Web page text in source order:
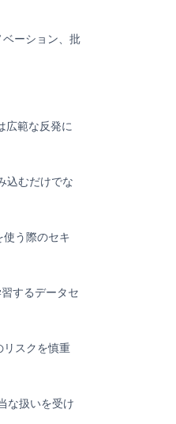
ーション、批
範な反発に
込むだけでな
う際のセキ
するデータセ
スクを慎重
な扱いを受け